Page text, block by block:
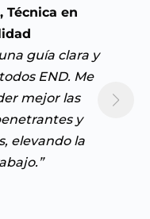
Técnica en
guía clara y
END. Me
mejor las
y
elevando la